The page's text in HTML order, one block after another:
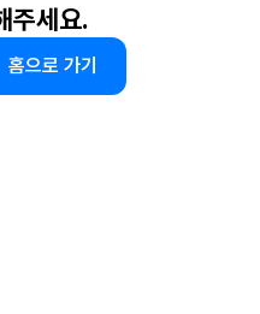
주세요.
홈으로 가기